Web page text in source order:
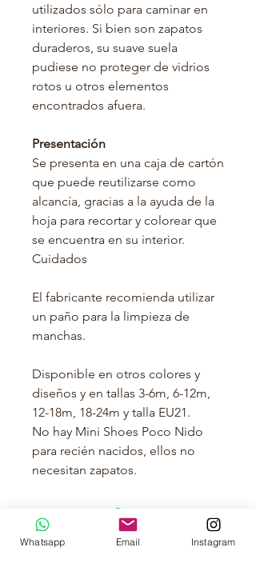
utilizados sólo para caminar en
interiores. Si bien son zapatos
duraderos, su suave suela
pudiese no proteger de vidrios
rotos u otros elementos
encontrados afuera.
Presentación
Se presenta en una caja de cartón
que puede reutilizarse como
alcancía, gracias a la ayuda de la
hoja para recortar y colorear que
se encuentra en su interior.
Cuidados
El fabricante recomienda utilizar
un paño para la limpieza de
manchas.
Disponible en otros colores y
diseños y en tallas 3-6m, 6-12m,
12-18m, 18-24m y talla EU21.
No hay Mini Shoes Poco Nido
para recién nacidos, ellos no
necesitan zapatos.
Whatsapp Email Instagram